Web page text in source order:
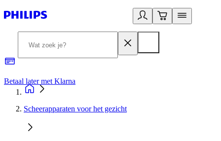
Betaal later met Klarna
Scheerapparaten voor het gezicht